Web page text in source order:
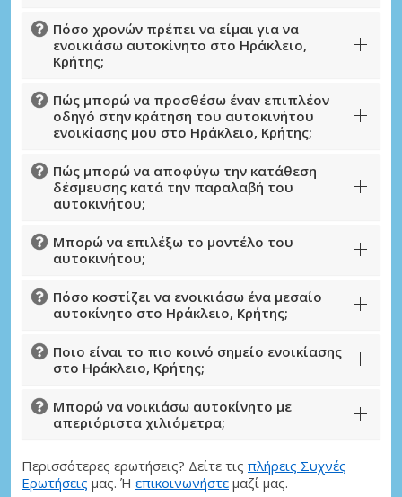
Μεγάλες εξοικονομήσεις
Αποκτήστε πρόσβαση σε αποκλειστικές
προσφορές συνεργατών
Πόσο χρονών πρέπει να είμαι για να
ενοικιάσω αυτοκίνητο στο Ηράκλειο,
Κρήτης;
Πώς μπορώ να προσθέσω έναν επιπλέον
οδηγό στην κράτηση του αυτοκινήτου
ενοικίασης μου στο Ηράκλειο, Κρήτης;
Πώς μπορώ να αποφύγω την κατάθεση
δέσμευσης κατά την παραλαβή του
αυτοκινήτου;
Μπορώ να επιλέξω το μοντέλο του
αυτοκινήτου;
Πόσο κοστίζει να ενοικιάσω ένα μεσαίο
αυτοκίνητο στο Ηράκλειο, Κρήτης;
Ποιο είναι το πιο κοινό σημείο ενοικίασης
στο Ηράκλειο, Κρήτης;
Μπορώ να νοικιάσω αυτοκίνητο με
απεριόριστα χιλιόμετρα;
Περισσότερες ερωτήσεις? Δείτε τις πλήρεις Συχνές
Ερωτήσεις μας. Ή επικοινωνήστε μαζί μας.